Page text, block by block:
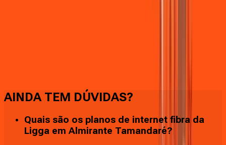
AINDA TEM DÚVIDAS?
Quais são os planos de internet fibra da
Ligga em Almirante Tamandaré?